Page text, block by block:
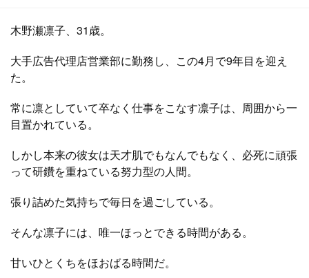
木野瀬凛子、31歳。
大手広告代理店営業部に勤務し、この4月で9年目を迎え
た。
常に凛としていて卒なく仕事をこなす凛子は、周囲から一
目置かれている。
しかし本来の彼女は天才肌でもなんでもなく、必死に頑張
って研鑽を重ねている努力型の人間。
張り詰めた気持ちで毎日を過ごしている。
そんな凛子には、唯一ほっとできる時間がある。
甘いひとくちをほおばる時間だ。